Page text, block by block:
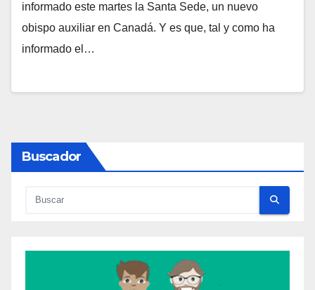
O
H
C
informado este martes la Santa Sede, un nuevo
obispo auxiliar en Canadá. Y es que, tal y como ha
informado el…
Buscador